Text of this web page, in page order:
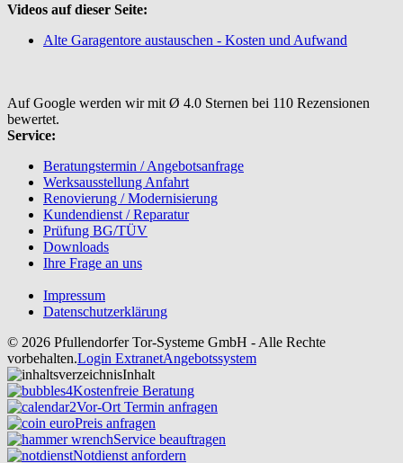
Videos auf dieser Seite:
Alte Garagentore austauschen - Kosten und Aufwand
Auf Google werden wir mit Ø 4.0 Sternen bei 110 Rezensionen
bewertet.
Service:
Beratungstermin / Angebotsanfrage
Werksausstellung Anfahrt
Renovierung / Modernisierung
Kundendienst / Reparatur
Prüfung BG/TÜV
Downloads
Ihre Frage an uns
Impressum
Datenschutzerklärung
© 2026 Pfullendorfer Tor-Systeme GmbH - Alle Rechte
vorbehalten.Login ExtranetAngebotssystem
Inhalt
Kostenfreie Beratung
Vor-Ort Termin anfragen
Preis anfragen
Service beauftragen
Notdienst anfordern